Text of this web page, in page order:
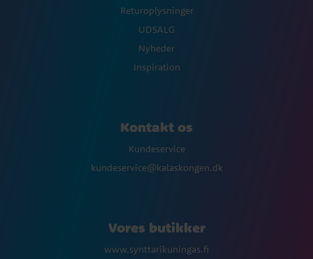
Returoplysninger
UDSALG
Nyheder
Inspiration
Kontakt os
Kundeservice
kundeservice@kalaskongen.dk
Vores butikker
www.synttarikuningas.fi